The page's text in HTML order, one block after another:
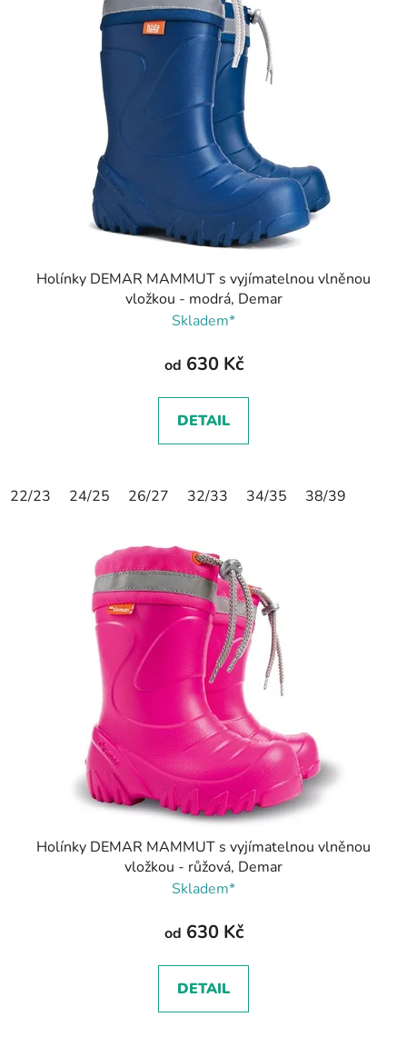
Holínky DEMAR MAMMUT s vyjímatelnou vlněnou
vložkou - modrá, Demar
Skladem*
od 630 Kč
DETAIL
22/23 24/25 26/27 32/33 34/35 38/39
Holínky DEMAR MAMMUT s vyjímatelnou vlněnou
vložkou - růžová, Demar
Skladem*
od 630 Kč
DETAIL